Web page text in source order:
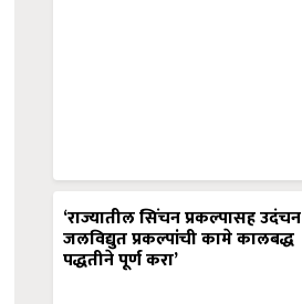
‘राज्यातील सिंचन प्रकल्पासह उदंचन
जलविद्युत प्रकल्पांची कामे कालबद्ध
पद्धतीने पूर्ण करा’